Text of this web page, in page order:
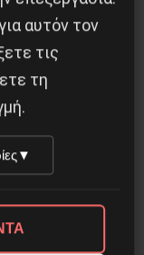
αυτόν τον
τις
τη
▼